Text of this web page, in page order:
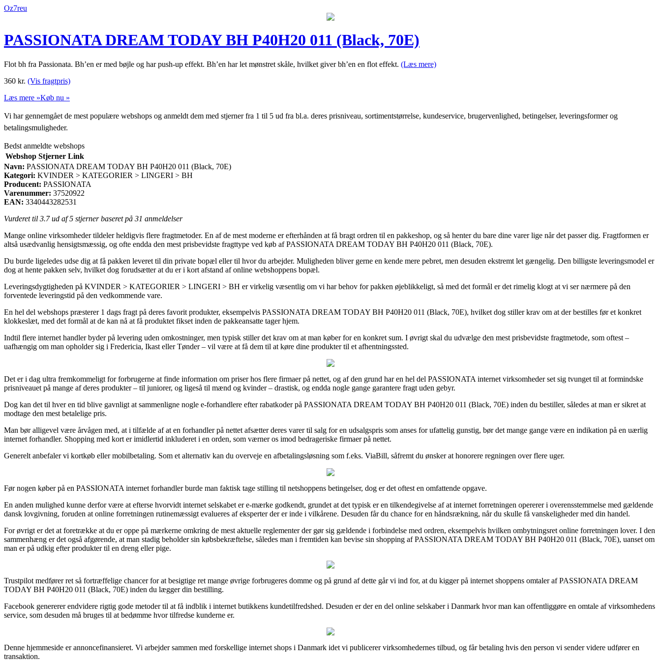
Oz7reu
PASSIONATA DREAM TODAY BH P40H20 011 (Black, 70E)
Flot bh fra Passionata. Bh’en er med bøjle og har push-up effekt. Bh’en har let mønstret skåle, hvilket giver bh’en en flot effekt. (Læs mere)
360 kr. (Vis fragtpris)
Læs mere »Køb nu »
Vi har gennemgået de mest populære webshops og anmeldt dem med stjerner fra 1 til 5 ud fra bl.a. deres prisniveau, sortimentstørrelse, kundeservice, brugervenlighed, betingelser, leveringsformer og
betalingsmuligheder.
Bedst anmeldte webshops
Webshop Stjerner Link
Navn: PASSIONATA DREAM TODAY BH P40H20 011 (Black, 70E)
Kategori: KVINDER > KATEGORIER > LINGERI > BH
Producent: PASSIONATA
Varenummer: 37520922
EAN: 3340443282531
Vurderet til 3.7ud af 5 stjerner baseret på 31 anmeldelser
Mange online virksomheder tildeler heldigvis flere fragtmetoder. En af de mest moderne er efterhånden at få bragt ordren til en pakkeshop, og så henter du bare dine varer lige når det passer dig. Fragtformen er
altså usædvanlig hensigtsmæssig, og ofte endda den mest prisbevidste fragttype ved køb af PASSIONATA DREAM TODAY BH P40H20 011 (Black, 70E).
Du burde ligeledes udse dig at få pakken leveret til din private bopæl eller til hvor du arbejder. Muligheden bliver gerne en kende mere pebret, men desuden ekstremt let gængelig. Den billigste leveringsmodel er
dog at hente pakken selv, hvilket dog forudsætter at du er i kort afstand af online webshoppens bopæl.
Leveringsdygtigheden på KVINDER > KATEGORIER > LINGERI > BH er virkelig væsentlig om vi har behov for pakken øjeblikkeligt, så med det formål er det rimelig klogt at vi ser nærmere på den
forventede leveringstid på den vedkommende vare.
En hel del webshops præsterer 1 dags fragt på deres favorit produkter, eksempelvis PASSIONATA DREAM TODAY BH P40H20 011 (Black, 70E), hvilket dog stiller krav om at der bestilles før et konkret
klokkeslæt, med det formål at de kan nå at få produktet fikset inden de pakkeansatte tager hjem.
Indtil flere internet handler byder på levering uden omkostninger, men typisk stiller det krav om at man køber for en konkret sum. I øvrigt skal du udvælge den mest prisbevidste fragtmetode, som oftest –
uafhængig om man opholder sig i Fredericia, Ikast eller Tønder – vil være at få dem til at køre dine produkter til et afhentningssted.
Det er i dag ultra fremkommeligt for forbrugerne at finde information om priser hos flere firmaer på nettet, og af den grund har en hel del PASSIONATA internet virksomheder set sig tvunget til at formindske
prisniveauet på mange af deres produkter – til juniorer, og ligeså til mænd og kvinder – drastisk, og endda nogle gange garantere fragt uden gebyr.
Dog kan det til hver en tid blive gavnligt at sammenligne nogle e-forhandlere efter rabatkoder på PASSIONATA DREAM TODAY BH P40H20 011 (Black, 70E) inden du bestiller, således at man er sikret at
modtage den mest betalelige pris.
Man bør alligevel være årvågen med, at i tilfælde af at en forhandler på nettet afsætter deres varer til salg for en udsalgspris som anses for ufattelig gunstig, bør det mange gange være en indikation på en uærlig
internet forhandler. Shopping med kort er imidlertid inkluderet i en orden, som værner os imod bedrageriske firmaer på nettet.
Generelt anbefaler vi kortkøb eller mobilbetaling. Som et alternativ kan du overveje en afbetalingsløsning som f.eks. ViaBill, såfremt du ønsker at honorere regningen over flere uger.
Før nogen køber på en PASSIONATA internet forhandler burde man faktisk tage stilling til netshoppens betingelser, dog er det oftest en omfattende opgave.
En anden mulighed kunne derfor være at efterse hvorvidt internet selskabet er e-mærke godkendt, grundet at det typisk er en tilkendegivelse af at internet forretningen opererer i overensstemmelse med gældende
dansk lovgivning, foruden at online forretningen rutinemæssigt evalueres af eksperter der er inde i vilkårene. Desuden får du chance for en håndsrækning, når du skulle få vanskeligheder med din handel.
For øvrigt er det at foretrække at du er oppe på mærkerne omkring de mest aktuelle reglementer der gør sig gældende i forbindelse med ordren, eksempelvis hvilken ombytningsret online forretningen lover. I den
sammenhæng er det også afgørende, at man stadig beholder sin købsbekræftelse, således man i fremtiden kan bevise sin shopping af PASSIONATA DREAM TODAY BH P40H20 011 (Black, 70E), uanset om
man er på udkig efter produkter til en dreng eller pige.
Trustpilot medfører ret så fortræffelige chancer for at besigtige ret mange øvrige forbrugeres domme og på grund af dette går vi ind for, at du kigger på internet shoppens omtaler af PASSIONATA DREAM
TODAY BH P40H20 011 (Black, 70E) inden du lægger din bestilling.
Facebook genererer endvidere rigtig gode metoder til at få indblik i internet butikkens kundetilfredshed. Desuden er der en del online selskaber i Danmark hvor man kan offentliggøre en omtale af virksomhedens
service, som desuden må bruges til at bedømme hvor tilfredse kunderne er.
Denne hjemmeside er annoncefinansieret. Vi arbejder sammen med forskellige internet shops i Danmark idet vi publicerer virksomhedernes tilbud, og får betaling hvis den person vi sender videre udfører en
transaktion.